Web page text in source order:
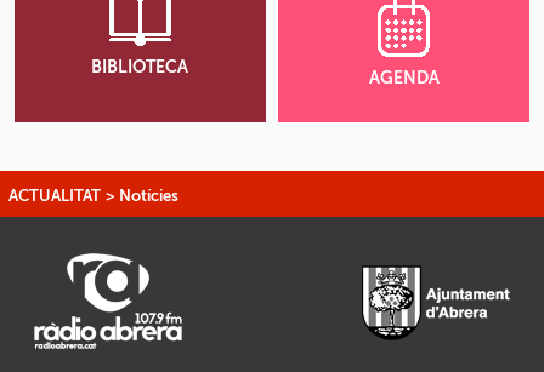
BIBLIOTECA
AGENDA
ACTUALITAT > Notícies